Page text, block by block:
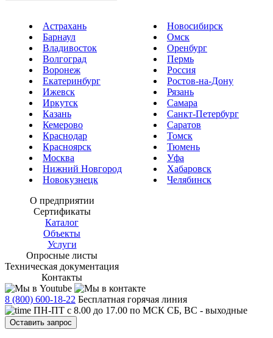
Астрахань
Барнаул
Владивосток
Волгоград
Воронеж
Екатеринбург
Ижевск
Иркутск
Казань
Кемерово
Краснодар
Красноярск
Москва
Нижний Новгород
Новокузнецк
Новосибирск
Омск
Оренбург
Пермь
Россия
Ростов-на-Дону
Рязань
Самара
Санкт-Петербург
Саратов
Томск
Тюмень
Уфа
Хабаровск
Челябинск
О предприятии
Сертификаты
Каталог
Объекты
Услуги
Опросные листы
Техническая документация
Контакты
8 (800) 600-18-22 Бесплатная горячая линия
ПН-ПТ с 8.00 до 17.00 по МСК СБ, ВС - выходные
Оставить запрос